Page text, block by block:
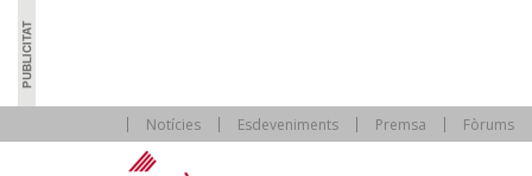
Notícies Esdeveniments Premsa Fòrums